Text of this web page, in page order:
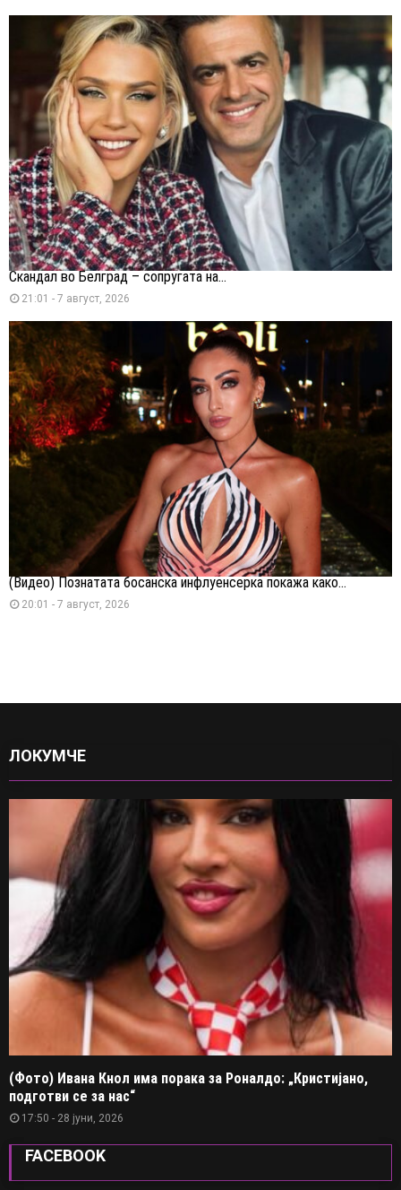
Скандал во Белград – сопругата на...
21:01 - 7 август, 2026
(Видео) Познатата босанска инфлуенсерка покажа како...
20:01 - 7 август, 2026
ЛОКУМЧЕ
(Фото) Ивана Кнол има порака за Роналдо: „Кристијано,
подготви се за нас“
17:50 - 28 јуни, 2026
FACEBOOK